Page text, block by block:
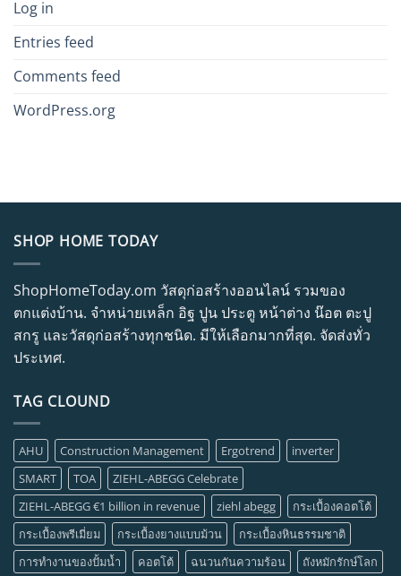
Log in
Entries feed
Comments feed
WordPress.org
SHOP HOME TODAY
ShopHomeToday.om วัสดุก่อสร้างออนไลน์ รวมของ
ตกแต่งบ้าน. จำหน่ายเหล็ก อิฐ ปูน ประตู หน้าต่าง น๊อต ตะปู
สกรู และวัสดุก่อสร้างทุกชนิด. มีให้เลือกมากที่สุด. จัดส่งทั่ว
ประเทศ.
TAG CLOUND
AHU Construction Management Ergotrend
inverter
SMART
TOA
ZIEHL-ABEGG Celebrate
ZIEHL-ABEGG €1 billion in revenue
ziehl abegg
กระเบื้องคอตโต้
กระเบื้องพรีเมี่ยม
กระเบื้องยางแบบม้วน
กระเบื้องหินธรรมชาติ
การทำงานของปั้มน้ำ
คอตโต้ ฉนวนกันความร้อน
ถังหมักรักษ์โลก